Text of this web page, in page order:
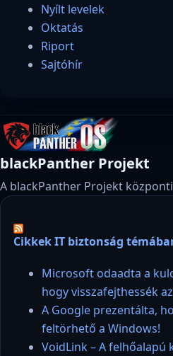
Nyílt levelek
Oktatás
Riport
Sajtóhír
blackPanther Projekt
A blackPanther Projekt
Cikkek IT biztonság
Microsoft odaadta a
hogy visszafejthessék
A Google prezentálta,
feltörhető a Windows!
VoidLink – A felhőalapú